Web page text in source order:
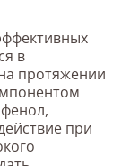
в
протяжении
при